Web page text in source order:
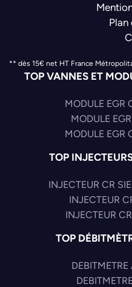
Plan
** dès 15€ net HT France
TOP VANNES ET
MODULE EGR
MODULE
MODULE EGR
TOP
INJECTEUR CR
INJECTEUR
INJECTEUR
TOP